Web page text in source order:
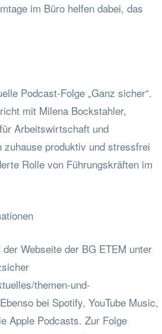
im Büro helfen dabei, das
Podcast-Folge „Ganz sicher“.
mit Milena Bockstahler,
Arbeitswirtschaft und
produktiv und stressfrei
Rolle von Führungskräften im
Webseite der BG ETEM unter
themen-und-
bei Spotify, YouTube Music,
Apple Podcasts. Zur Folge